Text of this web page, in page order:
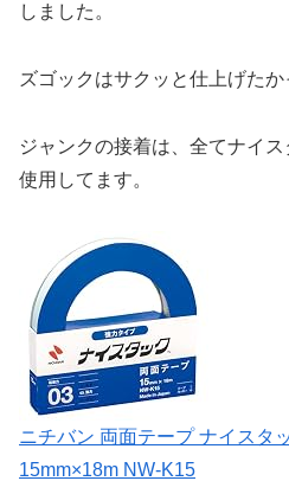
しました。
ズゴックはサクッと仕上げたか
ジャンクの接着は、全てナイ
使用してます。
ニチバン 両面テープ ナイスタ
15mm×18m NW-K15